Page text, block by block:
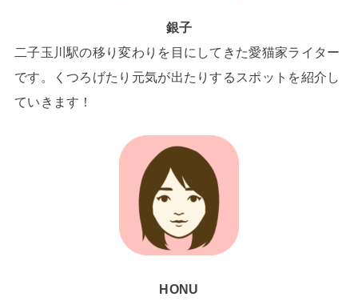
銀子
二子玉川駅の移り変わりを目にしてきた愛猫家ライター
です。くつろげたり元気が出たりするスポットを紹介し
ていきます！
HONU